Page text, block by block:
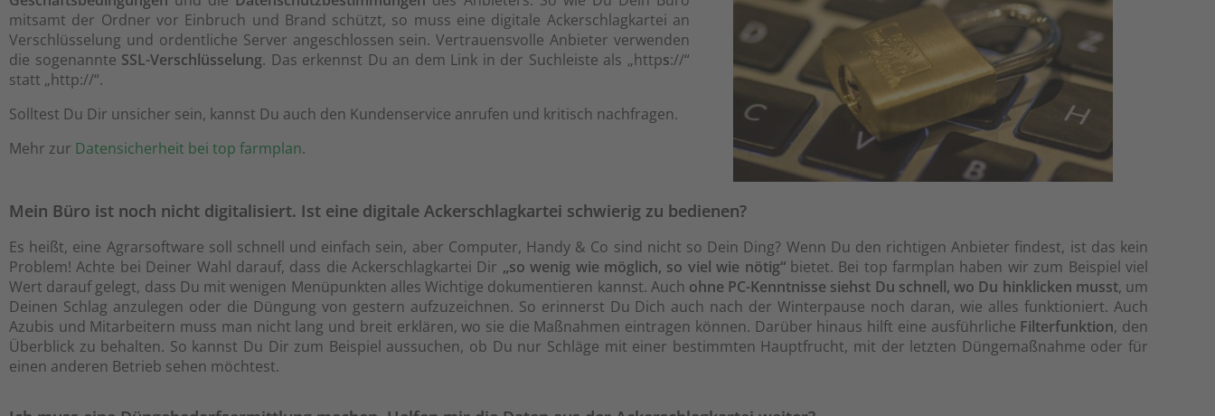
mitsamt der Ordner vor Einbruch und Brand schützt, so muss eine digitale Ackerschlagkartei an
Verschlüsselung und ordentliche Server angeschlossen sein. Vertrauensvolle Anbieter verwenden
die sogenannte SSL-Verschlüsselung. Das erkennst Du an dem Link in der Suchleiste als „https://“
statt „http://“.
Solltest Du Dir unsicher sein, kannst Du auch den Kundenservice anrufen und kritisch nachfragen.
Mehr zur Datensicherheit bei top farmplan.
Mein Büro ist noch nicht digitalisiert. Ist eine digitale Ackerschlagkartei schwierig zu bedienen?
Es heißt, eine Agrarsoftware soll schnell und einfach sein, aber Computer, Handy & Co sind nicht so Dein Ding? Wenn Du den richtigen Anbieter findest, ist das kein
Problem! Achte bei Deiner Wahl darauf, dass die Ackerschlagkartei Dir „so wenig wie möglich, so viel wie nötig“bietet. Bei top farmplan haben wir zum Beispiel viel
Wert darauf gelegt, dass Du mit wenigen Menüpunkten alles Wichtige dokumentieren kannst. Auch ohne PC-Kenntnisse siehst Du schnell, wo Du hinklicken musst, um
Deinen Schlag anzulegen oder die Düngung von gestern aufzuzeichnen. So erinnerst Du Dich auch nach der Winterpause noch daran, wie alles funktioniert. Auch
Azubis und Mitarbeitern muss man nicht lang und breit erklären, wo sie die Maßnahmen eintragen können. Darüber hinaus hilft eine ausführliche Filterfunktion, den
Überblick zu behalten. So kannst Du Dir zum Beispiel aussuchen, ob Du nur Schläge mit einer bestimmten Hauptfrucht, mit der letzten Düngemaßnahme oder für
einen anderen Betrieb sehen möchtest.